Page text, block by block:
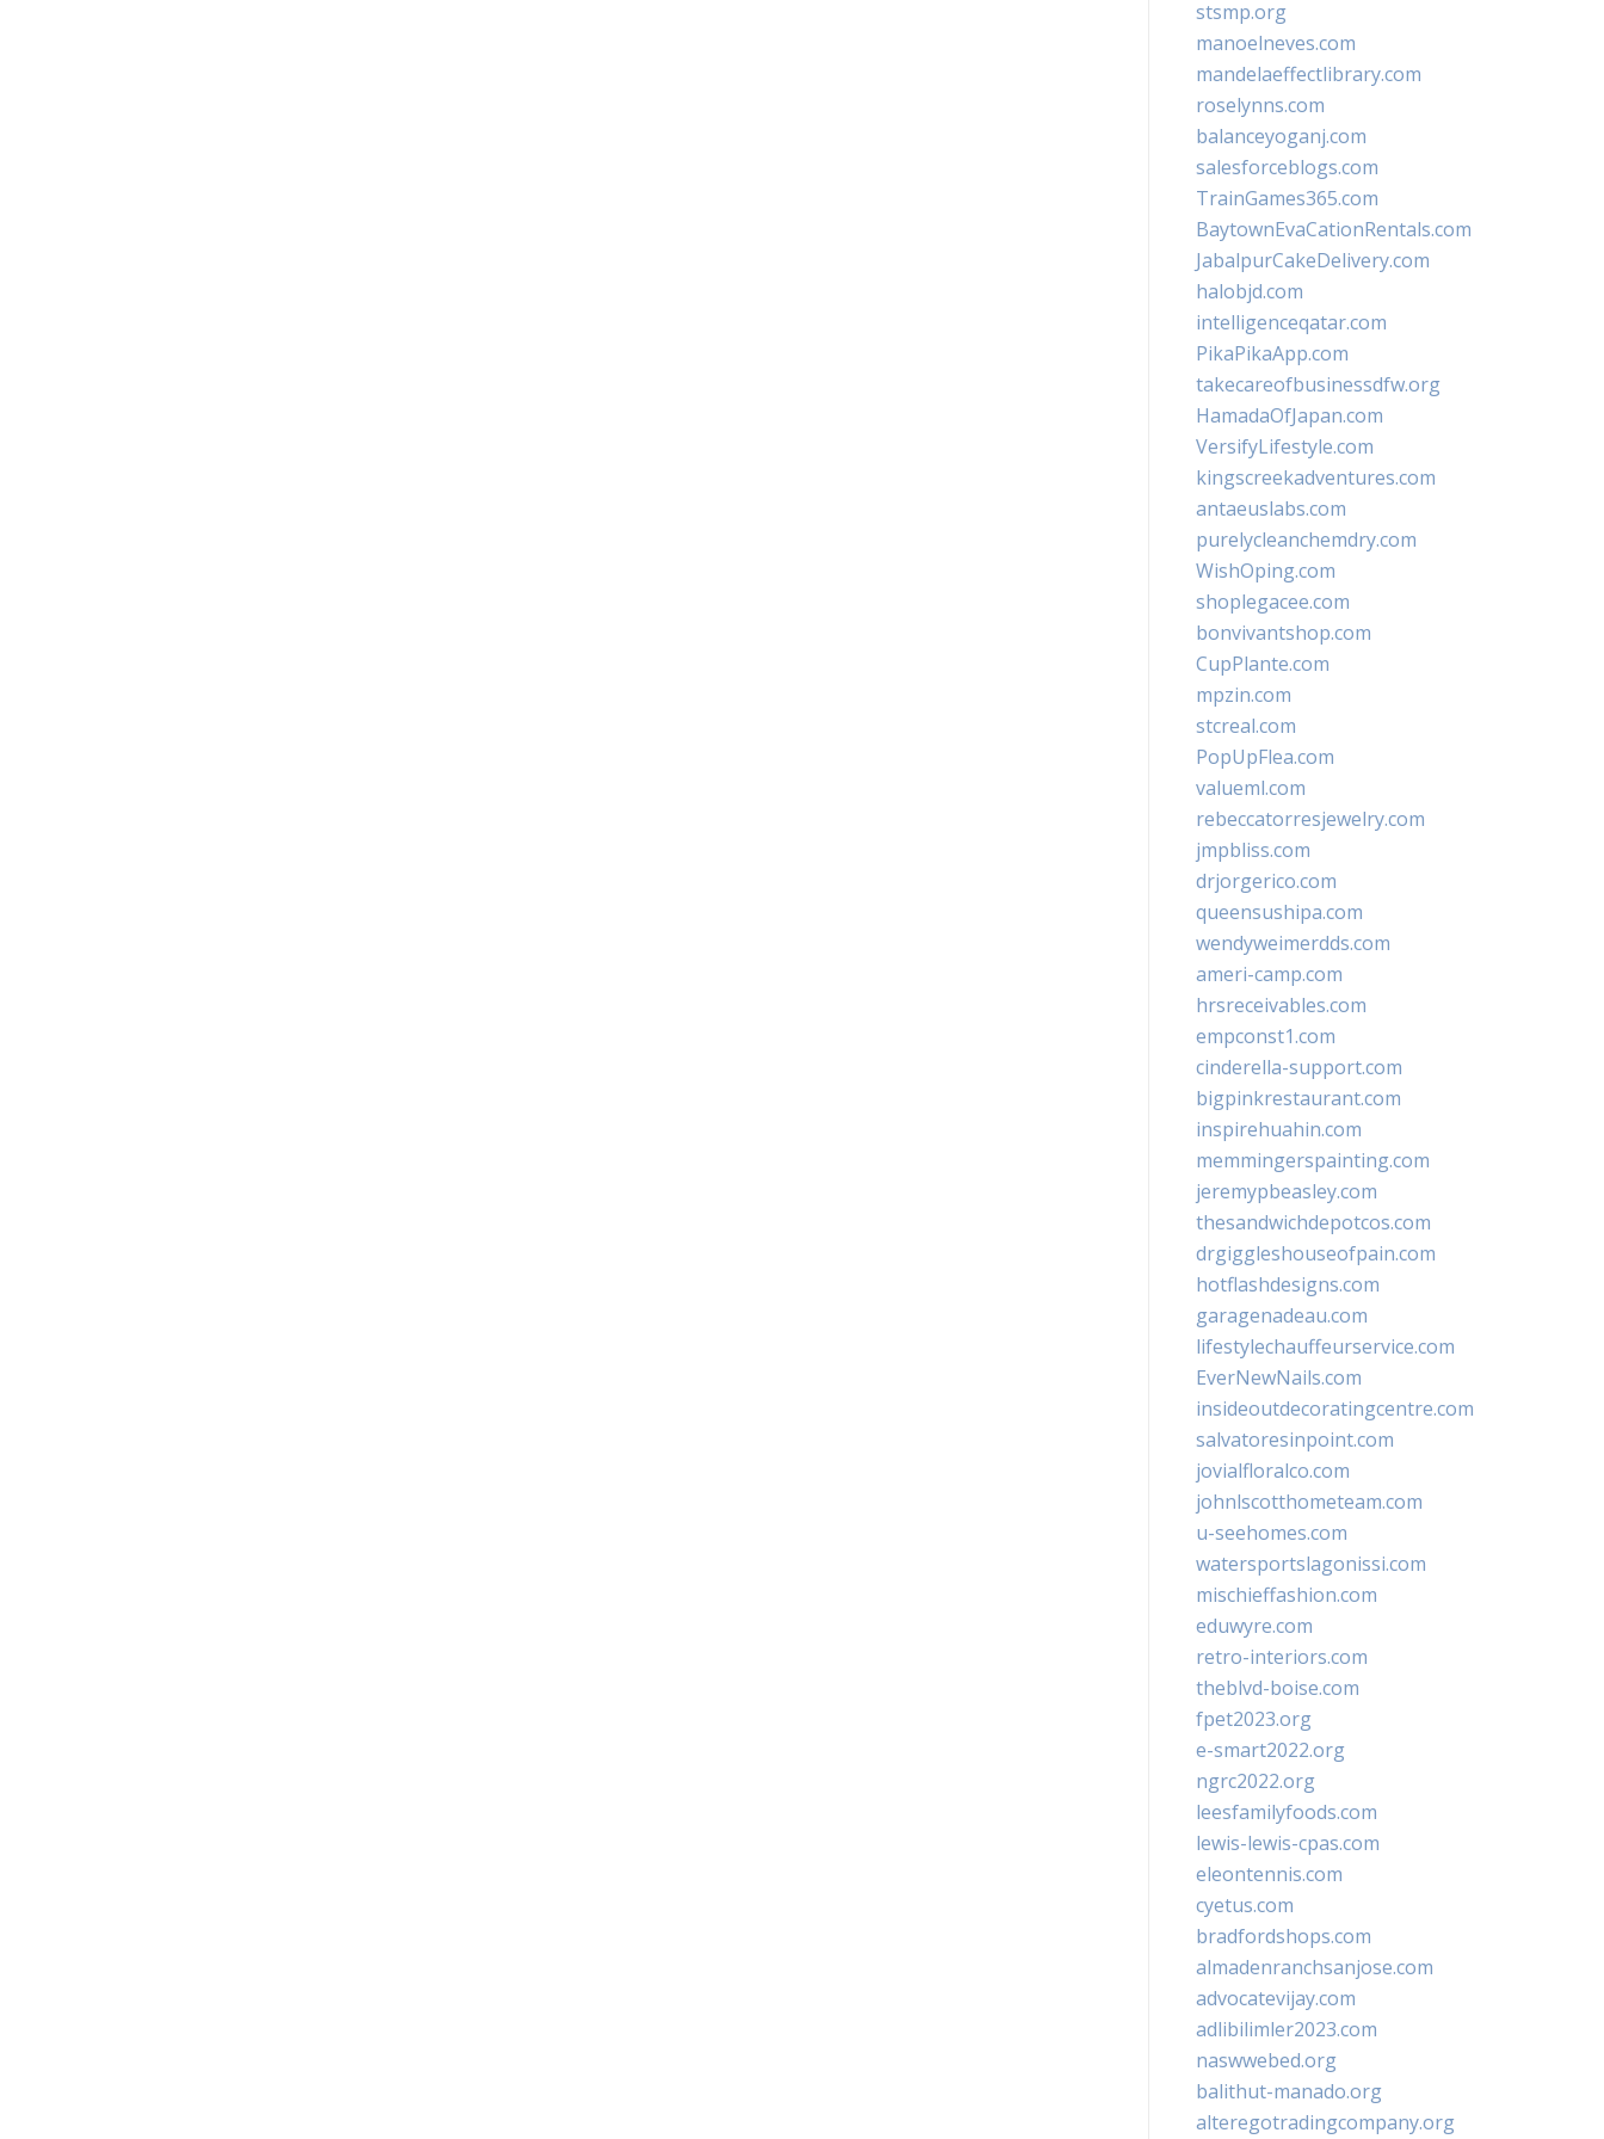
stsmp.org
manoelneves.com
mandelaeffectlibrary.com
roselynns.com
balanceyoganj.com
salesforceblogs.com
TrainGames365.com
BaytownEvaCationRentals.com
JabalpurCakeDelivery.com
halobjd.com
intelligenceqatar.com
PikaPikaApp.com
takecareofbusinessdfw.org
HamadaOfJapan.com
VersifyLifestyle.com
kingscreekadventures.com
antaeuslabs.com
purelycleanchemdry.com
WishOping.com
shoplegacee.com
bonvivantshop.com
CupPlante.com
mpzin.com
stcreal.com
PopUpFlea.com
valueml.com
rebeccatorresjewelry.com
jmpbliss.com
drjorgerico.com
queensushipa.com
wendyweimerdds.com
ameri-camp.com
hrsreceivables.com
empconst1.com
cinderella-support.com
bigpinkrestaurant.com
inspirehuahin.com
memmingerspainting.com
jeremypbeasley.com
thesandwichdepotcos.com
drgiggleshouseofpain.com
hotflashdesigns.com
garagenadeau.com
lifestylechauffeurservice.com
EverNewNails.com
insideoutdecoratingcentre.com
salvatoresinpoint.com
jovialfloralco.com
johnlscotthometeam.com
u-seehomes.com
watersportslagonissi.com
mischieffashion.com
eduwyre.com
retro-interiors.com
theblvd-boise.com
fpet2023.org
e-smart2022.org
ngrc2022.org
leesfamilyfoods.com
lewis-lewis-cpas.com
eleontennis.com
cyetus.com
bradfordshops.com
almadenranchsanjose.com
advocatevijay.com
adlibilimler2023.com
naswwebed.org
balithut-manado.org
alteregotradingcompany.org